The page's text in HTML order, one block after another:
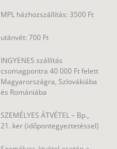
MPL házhozszállítás: 3500 Ft
utánvét: 700 Ft
INGYENES szállítás
csomagpontra 40 000 Ft felett
Magyarországra, Szlovákiába
és Romániába
SZEMÉLYES ÁTVÉTEL – Bp.,
21. ker (időpontegyeztetéssel)